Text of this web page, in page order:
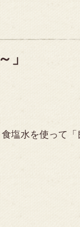
」
塩水を使って